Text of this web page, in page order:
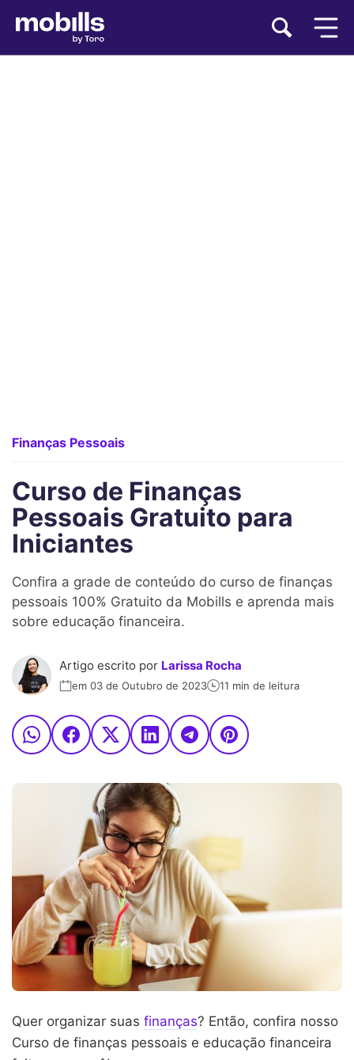
Finanças Pessoais
Curso de Finanças
Pessoais Gratuito para
Iniciantes
Confira a grade de conteúdo do curso de finanças
pessoais 100% Gratuito da Mobills e aprenda mais
sobre educação financeira.
Artigo escrito por Larissa Rocha
em 03 de Outubro de 2023 11 min de leitura
Quer organizar suas finanças? Então, confira nosso
Curso de finanças pessoais e educação financeira